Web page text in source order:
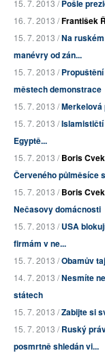
15. 7. 2013 /Pošle
16. 7. 2013 /František
15. 7. 2013 /Na
manévry od zán...
15. 7. 2013 /
městech demonstrace
15. 7. 2013 /Merkelová
15. 7. 2013 /
Egyptě...
15. 7. 2013 /Boris Cvek
Červeného půlměsíce
15. 7. 2013 /Boris Cvek
Nečasovy domácnosti
15. 7. 2013 /USA
firmám v ne...
15. 7. 2013 /Obamův
14. 7. 2013 /Nesmíte
státech
15. 7. 2013 /Zabijte si
15. 7. 2013 /Ruský
posmrtně shledán vi...